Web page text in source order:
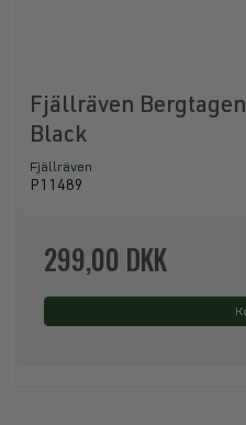
Fjällräven
Black
Fjällräven
P11489
299,00 DKK